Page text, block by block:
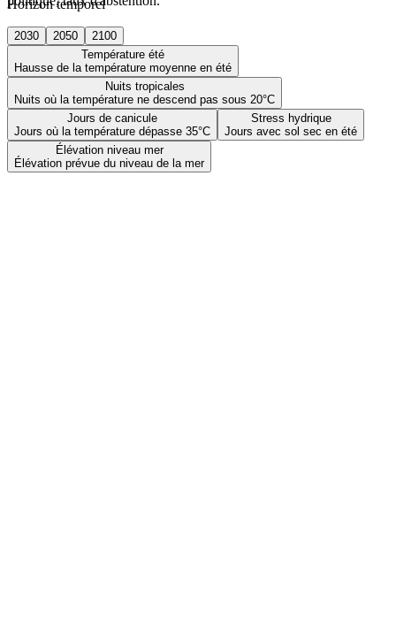
Horizon temporel
2030 2050
2100
Température été
Hausse de la température moyenne en été
Nuits tropicales
Nuits où la température ne descend pas sous 20°C
Jours de canicule
Jours où la température dépasse 35°C
Stress hydrique
Jours avec sol sec en été
Élévation niveau mer
Élévation prévue du niveau de la mer